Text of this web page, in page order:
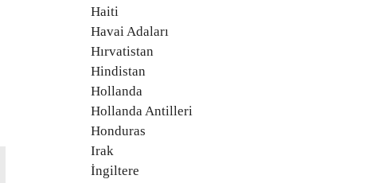
Haiti
Havai Adaları
Hırvatistan
Hindistan
Hollanda
Hollanda Antilleri
Honduras
Irak
İngiltere